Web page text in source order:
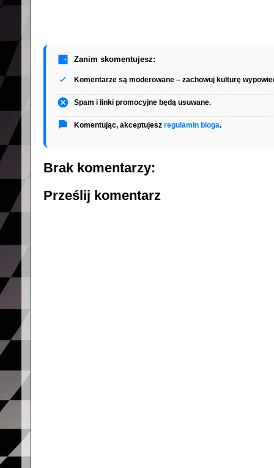
Zanim skomentujesz:
Komentarze są moderowane – zachowuj kulturę
Spam i linki promocyjne będą usuwane.
Komentując, akceptujesz regulamin bloga.
Brak komentarzy:
Prześlij komentarz